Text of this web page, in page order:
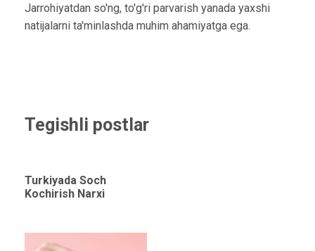
Jarrohiyatdan so'ng, to'g'ri parvarish yanada yaxshi
natijalarni ta'minlashda muhim ahamiyatga ega.
Tegishli postlar
Turkiyada Soch
Kochirish Narxi